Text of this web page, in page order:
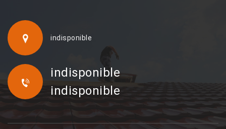
indisponible
indisponible
indisponible